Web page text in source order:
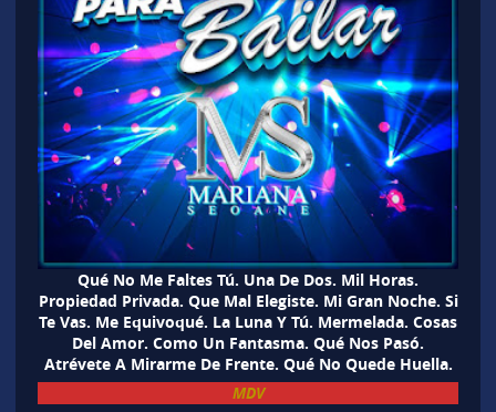
Qué No Me Faltes Tú. Una De Dos. Mil Horas.
Propiedad Privada. Que Mal Elegiste. Mi Gran Noche. Si
Te Vas. Me Equivoqué. La Luna Y Tú. Mermelada. Cosas
Del Amor. Como Un Fantasma. Qué Nos Pasó.
Atrévete A Mirarme De Frente. Qué No Quede Huella.
MDV